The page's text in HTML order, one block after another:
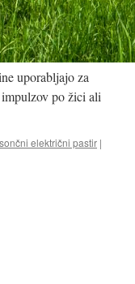
uporabljajo za
po žici ali
sončni električni pastir |